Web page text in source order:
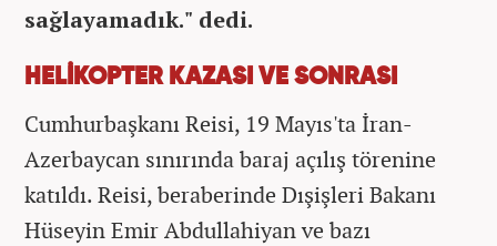
sağlayamadık." dedi.
HELİKOPTER KAZASI VE SONRASI
Cumhurbaşkanı Reisi, 19 Mayıs'ta İran-
Azerbaycan sınırında baraj açılış törenine
katıldı. Reisi, beraberinde Dışişleri Bakanı
Hüseyin Emir Abdullahiyan ve bazı